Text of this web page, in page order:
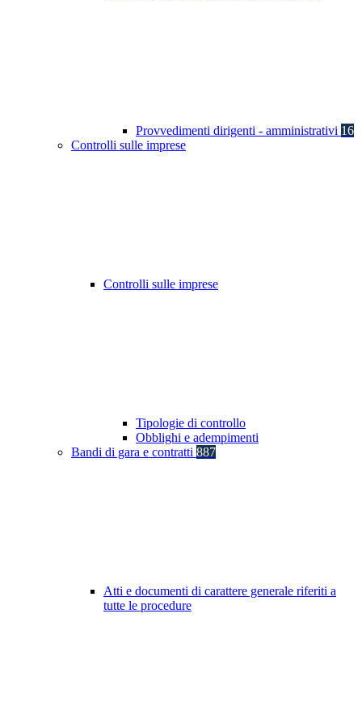
Provvedimenti dirigenti - amministrativi 16
Controlli sulle imprese
Controlli sulle imprese
Tipologie di controllo
Obblighi e adempimenti
Bandi di gara e contratti 887
Atti e documenti di carattere generale riferiti a
tutte le procedure